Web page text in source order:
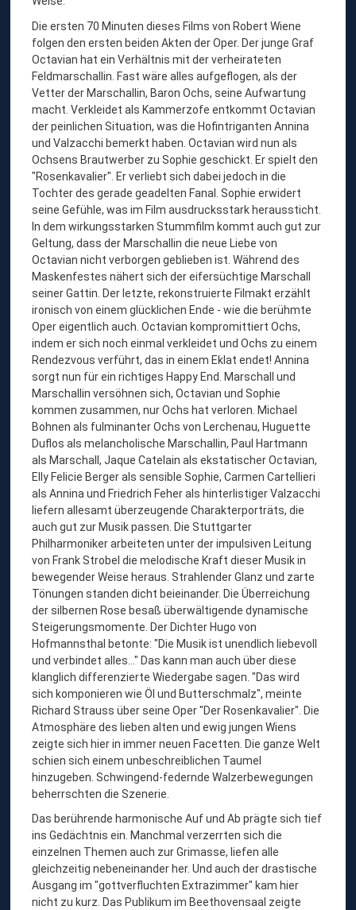
Die ersten 70 Minuten dieses Films von Robert Wiene
folgen den ersten beiden Akten der Oper. Der junge Graf
Octavian hat ein Verhältnis mit der verheirateten
Feldmarschallin. Fast wäre alles aufgeflogen, als der
Vetter der Marschallin, Baron Ochs, seine Aufwartung
macht. Verkleidet als Kammerzofe entkommt Octavian
der peinlichen Situation, was die Hofintriganten Annina
und Valzacchi bemerkt haben. Octavian wird nun als
Ochsens Brautwerber zu Sophie geschickt. Er spielt den
"Rosenkavalier". Er verliebt sich dabei jedoch in die
Tochter des gerade geadelten Fanal. Sophie erwidert
seine Gefühle, was im Film ausdrucksstark heraussticht.
In dem wirkungsstarken Stummfilm kommt auch gut zur
Geltung, dass der Marschallin die neue Liebe von
Octavian nicht verborgen geblieben ist. Während des
Maskenfestes nähert sich der eifersüchtige Marschall
seiner Gattin. Der letzte, rekonstruierte Filmakt erzählt
ironisch von einem glücklichen Ende - wie die berühmte
Oper eigentlich auch. Octavian kompromittiert Ochs,
indem er sich noch einmal verkleidet und Ochs zu einem
Rendezvous verführt, das in einem Eklat endet! Annina
sorgt nun für ein richtiges Happy End. Marschall und
Marschallin versöhnen sich, Octavian und Sophie
kommen zusammen, nur Ochs hat verloren. Michael
Bohnen als fulminanter Ochs von Lerchenau, Huguette
Duflos als melancholische Marschallin, Paul Hartmann
als Marschall, Jaque Catelain als ekstatischer Octavian,
Elly Felicie Berger als sensible Sophie, Carmen Cartellieri
als Annina und Friedrich Feher als hinterlistiger Valzacchi
liefern allesamt überzeugende Charakterporträts, die
auch gut zur Musik passen. Die Stuttgarter
Philharmoniker arbeiteten unter der impulsiven Leitung
von Frank Strobel die melodische Kraft dieser Musik in
bewegender Weise heraus. Strahlender Glanz und zarte
Tönungen standen dicht beieinander. Die Überreichung
der silbernen Rose besaß überwältigende dynamische
Steigerungsmomente. Der Dichter Hugo von
Hofmannsthal betonte: "Die Musik ist unendlich liebevoll
und verbindet alles..." Das kann man auch über diese
klanglich differenzierte Wiedergabe sagen. "Das wird
sich komponieren wie Öl und Butterschmalz", meinte
Richard Strauss über seine Oper "Der Rosenkavalier". Die
Atmosphäre des lieben alten und ewig jungen Wiens
zeigte sich hier in immer neuen Facetten. Die ganze Welt
schien sich einem unbeschreiblichen Taumel
hinzugeben. Schwingend-federnde Walzerbewegungen
beherrschten die Szenerie.
Das berührende harmonische Auf und Ab prägte sich tief
ins Gedächtnis ein. Manchmal verzerrten sich die
einzelnen Themen auch zur Grimasse, liefen alle
gleichzeitig nebeneinander her. Und auch der drastische
Ausgang im "gottverfluchten Extrazimmer" kam hier
nicht zu kurz. Das Publikum im Beethovensaal zeigte